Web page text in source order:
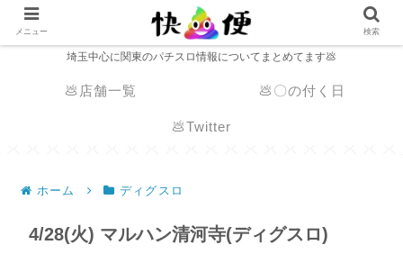
埼玉中心に関東のパチスロ情報についてまとめてます💩
💩店舗一覧 💩〇の付く日
💩Twitter
ホーム ディグスロ
4/28(火) マルハン清河寺(ディグスロ)
メニュー 検索